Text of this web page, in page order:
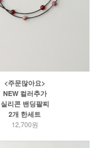
<주문많아요>
NEW 컬러추가
실리콘 밴딩팔찌
2개 한세트
12,700원